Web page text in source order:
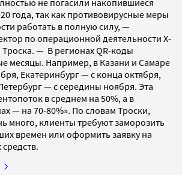
не погасили накопившиеся
года, так как противовирусные меры
работать в полную силу, —
по операционной деятельности X-
— В регионах QR-коды
месяцы. Например, в Казани и Самаре
Екатеринбург — с конца октября,
— с середины ноября. Эта
в среднем на 50%, а в
— на 70-80%». По словам Троски,
много, клиенты требуют заморозить
времен или оформить заявку на